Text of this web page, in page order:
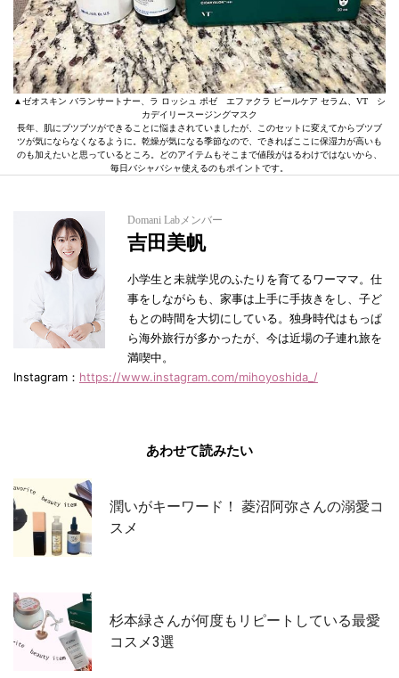
▲ゼオスキン バランサートナー、ラ ロッシュ ポゼ エファクラ ピールケア セラム、VT シ
カデイリースージングマスク
長年、肌にブツブツができることに悩まされていましたが、このセットに変えてからブツブ
ツが気にならなくなるように。乾燥が気になる季節なので、できればここに保湿力が高いも
のも加えたいと思っているところ。どのアイテムもそこまで値段がはるわけではないから、
毎日バシャバシャ使えるのもポイントです。
Domani Labメンバー
吉田美帆
小学生と未就学児のふたりを育てるワーママ。仕
事をしながらも、家事は上手に手抜きをし、子ど
もとの時間を大切にしている。独身時代はもっぱ
ら海外旅行が多かったが、今は近場の子連れ旅を
満喫中。
Instagram： https://www.instagram.com/mihoyoshida_/
あわせて読みたい
潤いがキーワード！ 菱沼阿弥さんの溺愛コ
スメ
杉本緑さんが何度もリピートしている最愛
コスメ3選